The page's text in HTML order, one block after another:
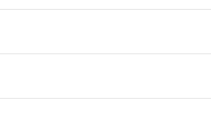
当社制御機器事業
在庫状況および
フタル酸ビス(2-エチルヘキシ
フタル酸エステル類の４物質
「×」：最大均質材料
う）を輸出また
などの必要な手続
当社は規制貨物